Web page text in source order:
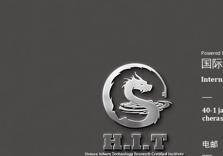
Powered
国
40-1
​电邮